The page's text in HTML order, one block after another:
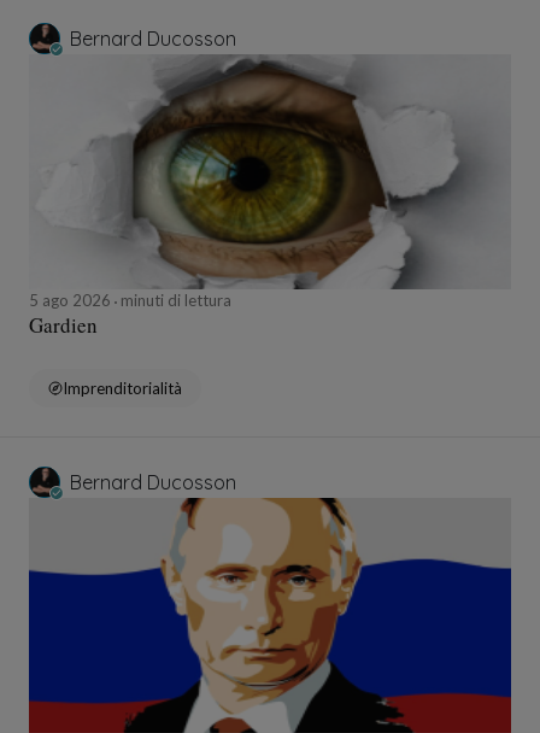
Bernard Ducosson
5 ago 2026 minuti di lettura
Gardien
Imprenditorialità
Bernard Ducosson